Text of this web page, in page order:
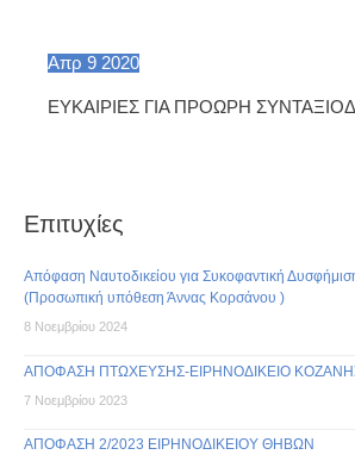
Απρ 9 2020
ΕΥΚΑΙΡΙΕΣ ΓΙΑ ΠΡΟΩΡΗ
Επιτυχίες
Απόφαση Ναυτοδικείου για Συκοφαντική
(Προσωπική υπόθεση Άννας Κορσάνου )
8 Νοεμβρίου 2024
ΑΠΟΦΑΣΗ ΠΤΩΧΕΥΣΗΣ-ΕΙΡΗΝΟΔΙΚΕΙΟ
7 Νοεμβρίου 2023
ΑΠΟΦΑΣΗ 2/2023 ΕΙΡΗΝΟΔΙΚΕΙΟΥ ΘΗΒΩΝ